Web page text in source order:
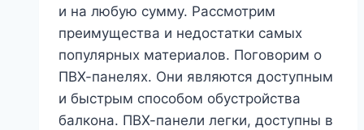
и на любую сумму. Рассмотрим
преимущества и недостатки самых
популярных материалов. Поговорим о
ПВХ-панелях. Они являются доступным
и быстрым способом обустройства
балкона. ПВХ-панели легки, доступны в